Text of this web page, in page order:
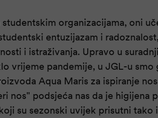
organizacijama, oni
entuzijazam i
i istraživanja. Upravo u
vrijeme pandemije, u JGL-u smo
Aqua Maris za ispiranje
nos" podsjeća nas da je higijena
su sezonski uvijek prisutni tako